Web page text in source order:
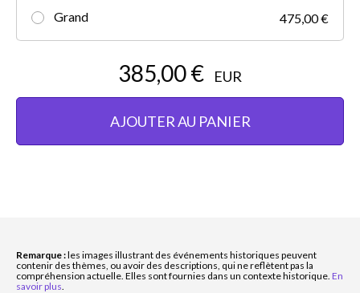
Grand 475,00 €
385,00 € EUR
AJOUTER AU PANIER
Remarque :les images illustrant des événements historiques peuvent
contenir des thèmes, ou avoir des descriptions, qui ne reflètent pas la
compréhension actuelle. Elles sont fournies dans un contexte historique. En
savoir plus